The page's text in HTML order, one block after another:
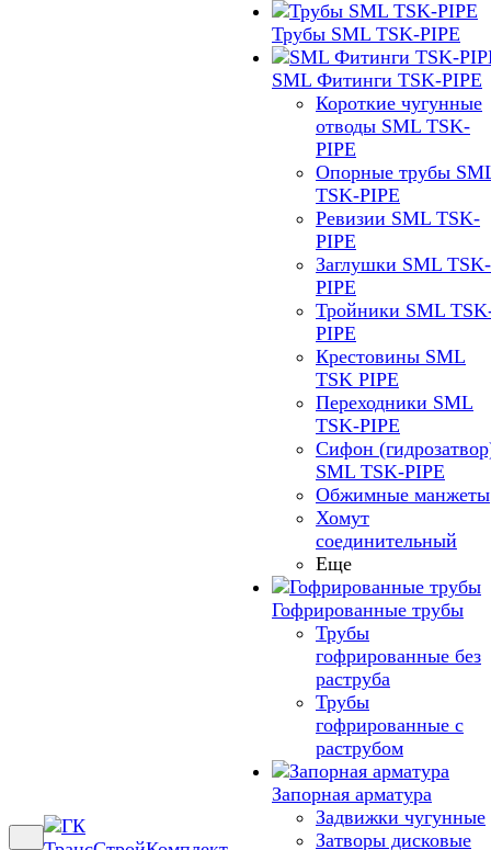
Трубы SML TSK-PIPE
SML Фитинги TSK-PIPE
Короткие чугунные
отводы SML TSK-
PIPE
Опорные трубы
TSK-PIPE
Ревизии SML TSK-
PIPE
Заглушки SML TSK-
PIPE
Тройники SML
PIPE
Крестовины SML
TSK PIPE
Переходники SML
TSK-PIPE
Сифон
SML TSK-PIPE
Обжимные манжеты
Хомут
соединительный
Еще
Гофрированные трубы
Трубы
гофрированные без
раструба
Трубы
гофрированные с
раструбом
Запорная арматура
Задвижки чугунные
Затворы дисковые